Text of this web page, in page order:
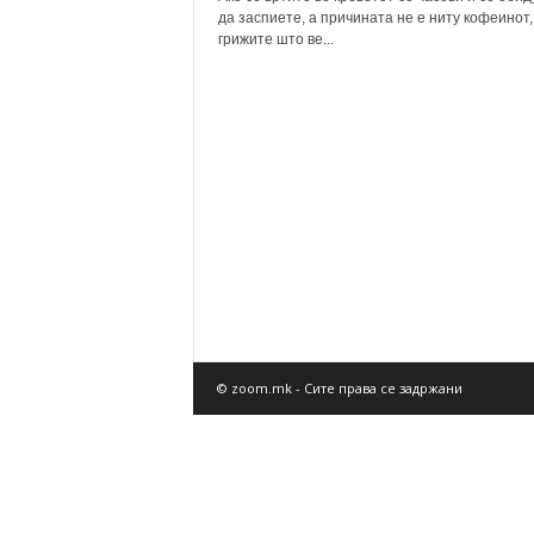
да заспиете, а причината не е ниту
грижите што ве...
© zoom.mk - Сите права се задржани